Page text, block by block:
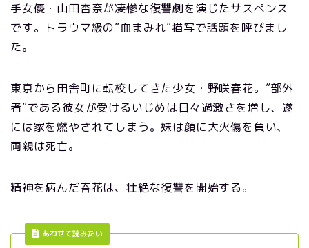
手女優・山田杏奈が凄惨な復讐劇を演じたサスペンス
です。トラウマ級の”血まみれ”描写で話題を呼びまし
た。
東京から田舎町に転校してきた少女・野咲春花。”部外
者”である彼女が受けるいじめは日々過激さを増し、遂
には家を燃やされてしまう。妹は顔に大火傷を負い、
両親は死亡。
精神を病んだ春花は、壮絶な復讐を開始する。
あわせて読みたい